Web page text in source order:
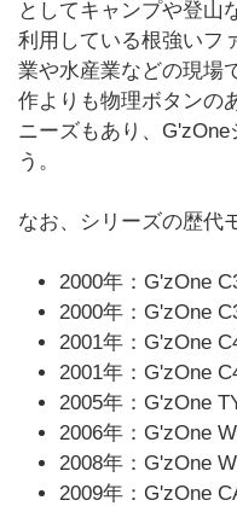
としてキャンプや登山
利用している根強いフ
業や水産業などの現場
作よりも物理ボタンの
ニーズもあり、
う。
なお、シリーズの歴代
2000年：G'zOne
2000年：G'zOne
2001年：G'zOne
2001年：G'zOne
2005年：G'zOne
2006年：G'zOne
2008年：G'zOne
2009年：G'zOne